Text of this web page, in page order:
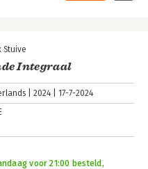
Stuive
Integraal
2024 17-7-2024
voor 21:00 besteld,